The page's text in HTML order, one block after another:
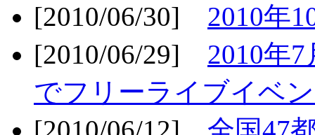
[2010/06/30] 2010年
[2010/06/29] 2010年
でフリーライブイベ